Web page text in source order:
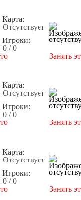
Карта:
Отсутствует
Игроки:
0 / 0
Занять
Карта:
Отсутствует
Игроки:
0 / 0
Занять
Карта:
Отсутствует
Игроки:
0 / 0
Занять